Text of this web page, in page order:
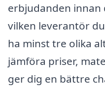
erbjudanden
vilken leverantör
ha minst tre olika
jämföra priser,
ger dig en bättre